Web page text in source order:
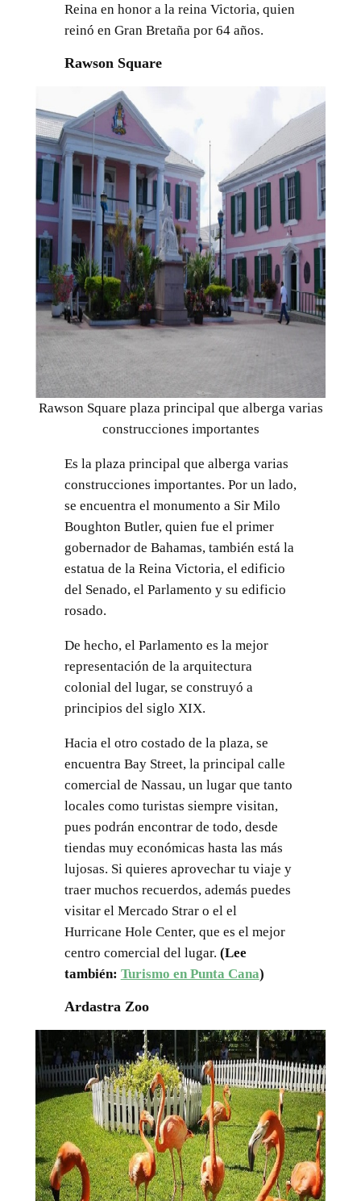
Reina en honor a la reina Victoria, quien
reinó en Gran Bretaña por 64 años.
Rawson Square
Rawson Square plaza principal que alberga varias
construcciones importantes
Es la plaza principal que alberga varias
construcciones importantes. Por un lado,
se encuentra el monumento a Sir Milo
Boughton Butler, quien fue el primer
gobernador de Bahamas, también está la
estatua de la Reina Victoria, el edificio
del Senado, el Parlamento y su edificio
rosado.
De hecho, el Parlamento es la mejor
representación de la arquitectura
colonial del lugar, se construyó a
principios del siglo XIX.
Hacia el otro costado de la plaza, se
encuentra Bay Street, la principal calle
comercial de Nassau, un lugar que tanto
locales como turistas siempre visitan,
pues podrán encontrar de todo, desde
tiendas muy económicas hasta las más
lujosas. Si quieres aprovechar tu viaje y
traer muchos recuerdos, además puedes
visitar el Mercado Strar o el el
Hurricane Hole Center, que es el mejor
centro comercial del lugar. (Lee
también: Turismo en Punta Cana)
Ardastra Zoo